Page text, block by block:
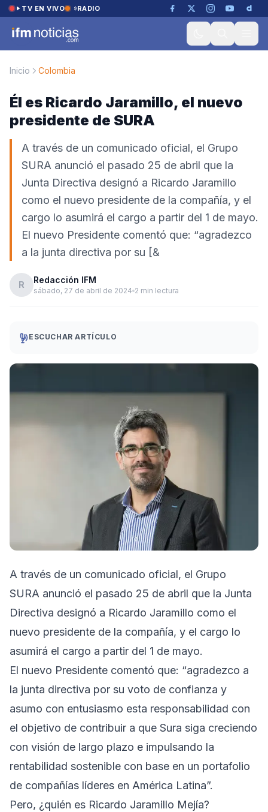
Saltar al contenido
TV EN VIVO RADIO
Inicio Colombia
Él es Ricardo Jaramillo, el nuevo
presidente de SURA
A través de un comunicado oficial, el Grupo
SURA anunció el pasado 25 de abril que la
Junta Directiva designó a Ricardo Jaramillo
como el nuevo presidente de la compañía, y el
cargo lo asumirá el cargo a partir del 1 de mayo.
El nuevo Presidente comentó que: “agradezco
a la junta directiva por su [&
R Redacción IFM
sábado, 27 de abril de 2024 2 min lectura
ESCUCHAR ARTÍCULO
A través de un comunicado oficial, el Grupo
SURA anunció el pasado 25 de abril que la Junta
Directiva designó a Ricardo Jaramillo como el
nuevo presidente de la compañía, y el cargo lo
asumirá el cargo a partir del 1 de mayo.
El nuevo Presidente comentó que: “agradezco a
la junta directiva por su voto de confianza y
asumo con entusiasmo esta responsabilidad con
el objetivo de contribuir a que Sura siga creciendo
con visión de largo plazo e impulsando la
rentabilidad sostenible con base en un portafolio
de compañías líderes en América Latina”.
Pero, ¿quién es Ricardo Jaramillo Mejía?